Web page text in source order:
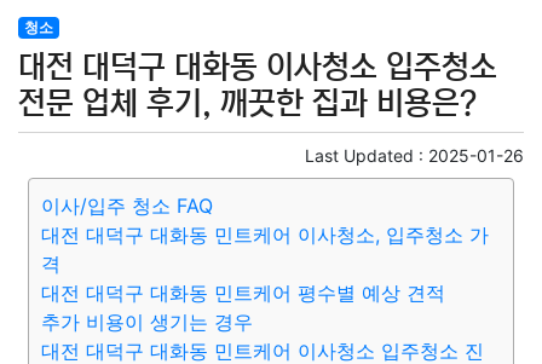
청소
대전 대덕구 대화동 이사청소 입주청소
전문 업체 후기, 깨끗한 집과 비용은?
Last Updated : 2025-01-26
이사/입주 청소 FAQ
대전 대덕구 대화동 민트케어 이사청소, 입주청소 가
격
대전 대덕구 대화동 민트케어 평수별 예상 견적
추가 비용이 생기는 경우
대전 대덕구 대화동 민트케어 이사청소 입주청소 진